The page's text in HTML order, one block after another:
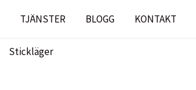
TJÄNSTER BLOGG KONTAKT
Stickläger